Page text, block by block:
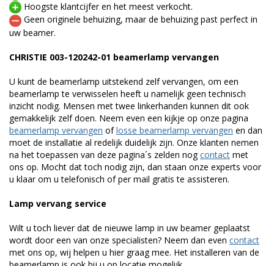
Hoogste klantcijfer en het meest verkocht.
Geen originele behuizing, maar de behuizing past perfect in
uw beamer.
CHRISTIE 003-120242-01 beamerlamp vervangen
U kunt de beamerlamp uitstekend zelf vervangen, om een
beamerlamp te verwisselen heeft u namelijk geen technisch
inzicht nodig. Mensen met twee linkerhanden kunnen dit ook
gemakkelijk zelf doen. Neem even een kijkje op onze pagina
beamerlamp vervangen oflosse beamerlamp vervangen en dan
moet de installatie al redelijk duidelijk zijn. Onze klanten nemen
na het toepassen van deze pagina´s zelden nogcontact met
ons op. Mocht dat toch nodig zijn, dan staan onze experts voor
u klaar om u telefonisch of per mail gratis te assisteren.
Lamp vervang service
Wilt u toch liever dat de nieuwe lamp in uw beamer geplaatst
wordt door een van onze specialisten? Neem dan even contact
met ons op, wij helpen u hier graag mee. Het installeren van de